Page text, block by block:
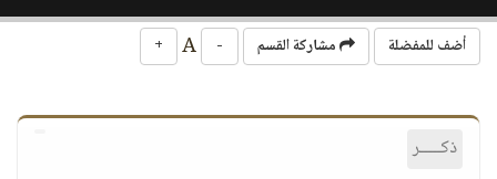
أضف للمفضلة مشاركة القسم -
+
ذكـــــر